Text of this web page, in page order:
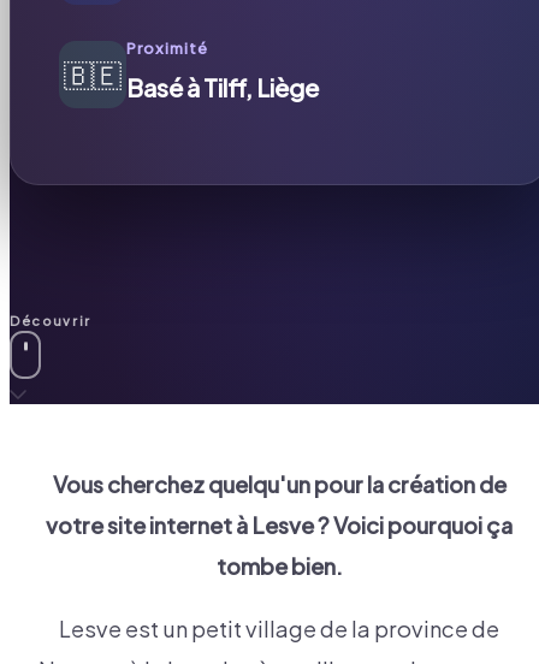
🇧🇪
Proximité
Basé à Tilff, Liège
Découvrir
Vous cherchez quelqu'un pour la création de
votre site internet à Lesve? Voici pourquoi ça
tombe bien.
Lesve est un petit village de la province de